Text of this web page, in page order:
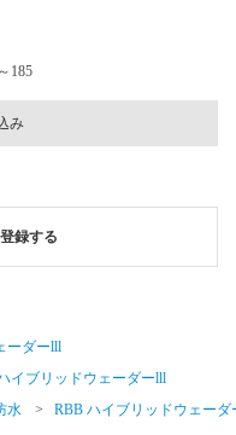
み
185
録する
ーダーlll
イブリッドウェーダーlll
水 > RBB ハイブリッドウェーダ